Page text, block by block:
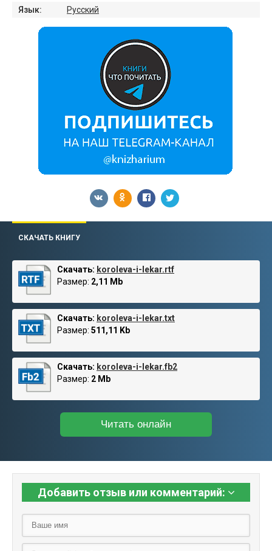
Язык:
Русский
СКАЧАТЬ КНИГУ
Скачать: koroleva-i-lekar.rtf
Размер: 2,11 Mb
Скачать: koroleva-i-lekar.txt
Размер: 511,11 Kb
Скачать: koroleva-i-lekar.fb2
Размер: 2 Mb
Читать онлайн
Добавить отзыв или комментарий: